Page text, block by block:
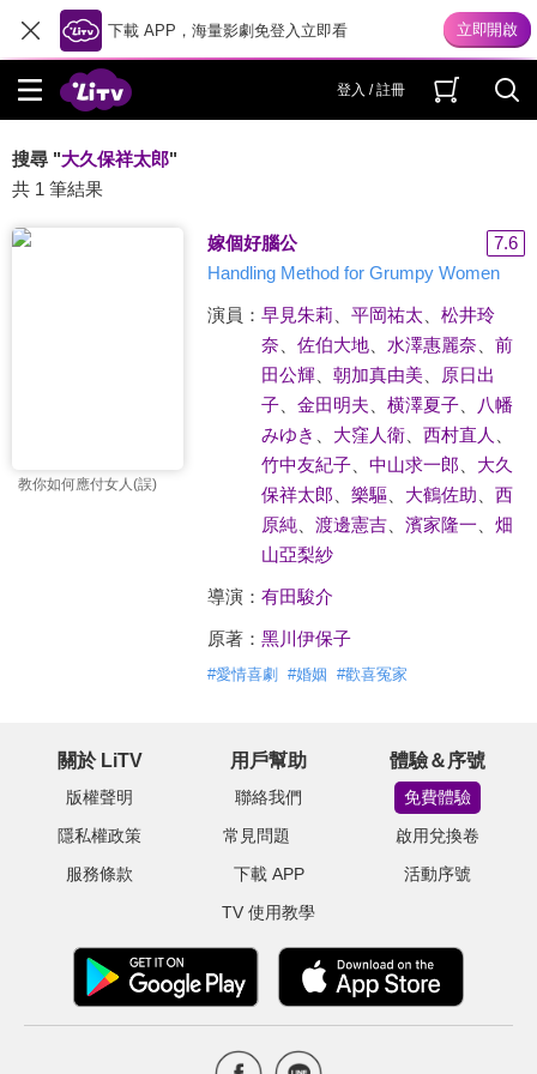
下載 APP，海量影劇免登入立即看
登入 / 註冊
搜尋 "大久保祥太郎"
共 1 筆結果
教你如何應付女人(誤)
嫁個好腦公
7.6
Handling Method for Grumpy Women
演員： 早見朱莉 平岡祐太
松井玲
奈
佐伯大地、 水澤惠麗奈
前
田公輝、 朝加真由美、
原日出
子、 金田明夫 横澤夏子、
八幡
みゆき
大窪人衛、 西村直人
竹中友紀子、 中山求一郎
大久
保祥太郎
樂驅、 大鶴佐助
西
原純、 渡邊憲吉、 濱家隆一
畑
山亞梨紗
導演： 有田駿介
原著： 黑川伊保子
#愛情喜劇 #婚姻 #歡喜冤家
關於 LiTV
版權聲明
隱私權政策
服務條款
用戶幫助
聯絡我們
常見問題
下載 APP
TV 使用教學
體驗＆序號
免費體驗
啟用兌換卷
活動序號